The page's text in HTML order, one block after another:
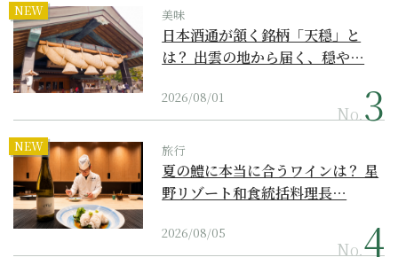
NEW 美味
日本酒通が頷く銘柄「天穏」と
は？ 出雲の地から届く、穏や…
2026/08/01
No.
NEW 旅行
夏の鱧に本当に合うワインは？ 星
野リゾート和食統括料理長…
2026/08/05
No.